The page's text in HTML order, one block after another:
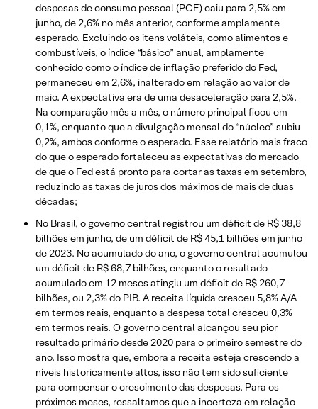
despesas de consumo pessoal (PCE) caiu para 2,5% em
junho, de 2,6% no mês anterior, conforme amplamente
esperado. Excluindo os itens voláteis, como alimentos e
combustíveis, o índice “básico” anual, amplamente
conhecido como o índice de inflação preferido do Fed,
permaneceu em 2,6%, inalterado em relação ao valor de
maio. A expectativa era de uma desaceleração para 2,5%.
Na comparação mês a mês, o número principal ficou em
0,1%, enquanto que a divulgação mensal do “núcleo” subiu
0,2%, ambos conforme o esperado. Esse relatório mais fraco
do que o esperado fortaleceu as expectativas do mercado
de que o Fed está pronto para cortar as taxas em setembro,
reduzindo as taxas de juros dos máximos de mais de duas
décadas;
No Brasil, o governo central registrou um déficit de R$ 38,8
bilhões em junho, de um déficit de R$ 45,1 bilhões em junho
de 2023. No acumulado do ano, o governo central acumulou
um déficit de R$ 68,7 bilhões, enquanto o resultado
acumulado em 12 meses atingiu um déficit de R$ 260,7
bilhões, ou 2,3% do PIB. A receita líquida cresceu 5,8% A/A
em termos reais, enquanto a despesa total cresceu 0,3%
em termos reais. O governo central alcançou seu pior
resultado primário desde 2020 para o primeiro semestre do
ano. Isso mostra que, embora a receita esteja crescendo a
níveis historicamente altos, isso não tem sido suficiente
para compensar o crescimento das despesas. Para os
próximos meses, ressaltamos que a incerteza em relação